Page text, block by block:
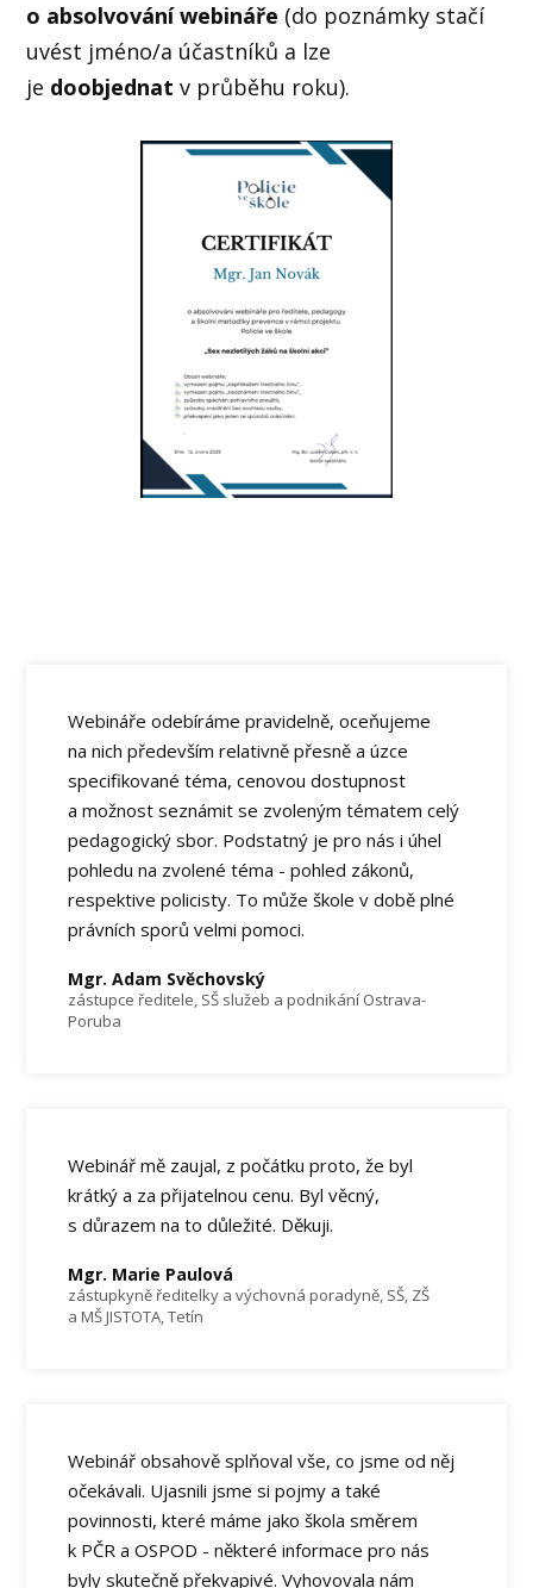
o absolvování webináře (do poznámky stačí
uvést jméno/a účastníků a lze
je doobjednat v průběhu roku).
Webináře odebíráme pravidelně, oceňujeme
na nich především relativně přesně a úzce
specifikované téma, cenovou dostupnost
a možnost seznámit se zvoleným tématem celý
pedagogický sbor. Podstatný je pro nás i úhel
pohledu na zvolené téma - pohled zákonů,
respektive policisty. To může škole v době plné
právních sporů velmi pomoci.
Mgr. Adam Svěchovský
zástupce ředitele, SŠ služeb a podnikání Ostrava-
Poruba
Webinář mě zaujal, z počátku proto, že byl
krátký a za přijatelnou cenu. Byl věcný,
s důrazem na to důležité. Děkuji.
Mgr. Marie Paulová
zástupkyně ředitelky a výchovná poradyně, SŠ, ZŠ
a MŠ JISTOTA, Tetín
Webinář obsahově splňoval vše, co jsme od něj
očekávali. Ujasnili jsme si pojmy a také
povinnosti, které máme jako škola směrem
k PČR a OSPOD - některé informace pro nás
byly skutečně překvapivé. Vyhovovala nám